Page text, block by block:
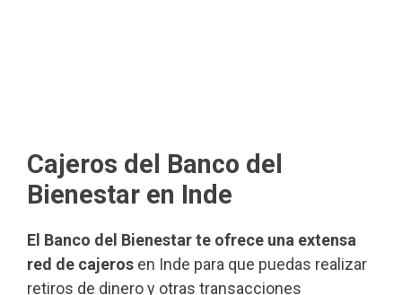
Cajeros del Banco del
Bienestar en Inde
El Banco del Bienestar te ofrece una extensa
red de cajeros en Inde para que puedas realizar
retiros de dinero y otras transacciones